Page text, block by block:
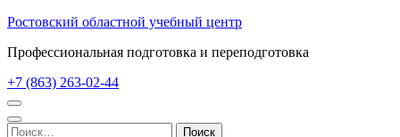
Перейти
содержимому
Enter)
Ростовский областной учебный центр
Профессиональная подготовка и переподготовка
+7 (863) 263-02-44
Найти: